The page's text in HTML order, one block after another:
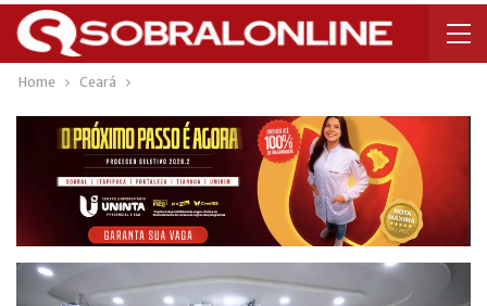
Home Ceará